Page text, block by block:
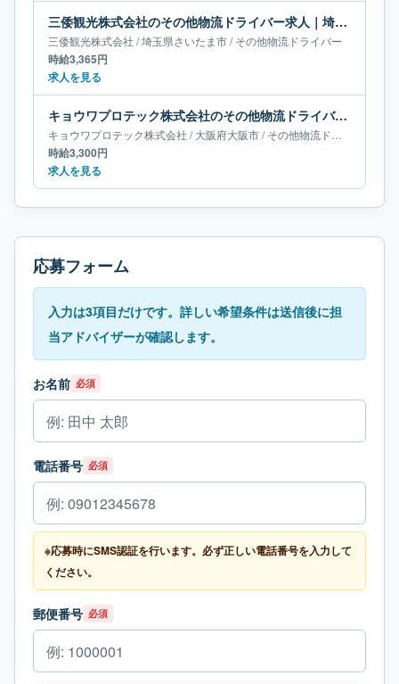
三倭観光株式会社のその他物流ドライバー求人｜埼玉県さいたま市
三倭観光株式会社 /埼玉県さいたま市/その他物流ドライバー
時給3,365円
求人を見る
キョウワプロテック株式会社のその他物流ドライバー求人｜大阪府大阪市
キョウワプロテック株式会社 /大阪府大阪市/その他物流ドライバー
時給3,300円
求人を見る
応募フォーム
入力は3項目だけです。詳しい希望条件は送信後に担
当アドバイザーが確認します。
お名前 必須
電話番号 必須
※応募時にSMS認証を行います。必ず正しい電話番号を入力して
ください。
郵便番号 必須